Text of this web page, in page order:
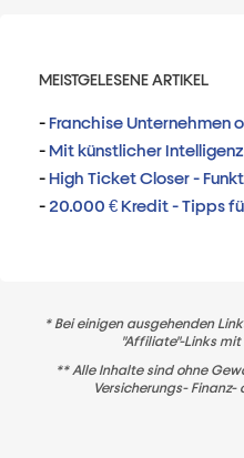
MEISTGELESENE ARTIKEL
- Franchise Unternehmen
- Mit künstlicher
- High Ticket Closer -
- 20.000 € Kredit - Tipps
* Bei einigen ausgehenden
"Affiliate"-Links
** Alle Inhalte sind ohne
Versicherungs-